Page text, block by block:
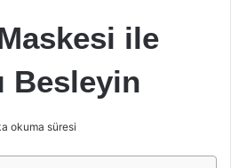
ile
Besleyin
okuma süresi